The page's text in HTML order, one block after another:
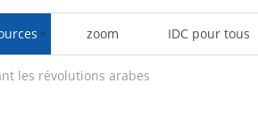
zoom IDC pour tous
les révolutions arabes